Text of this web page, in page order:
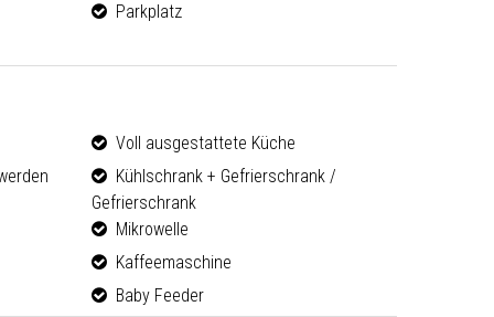
Parkplatz
Voll ausgestattete Küche
Kühlschrank + Gefrierschrank /
Gefrierschrank
Mikrowelle
Kaffeemaschine
Baby Feeder